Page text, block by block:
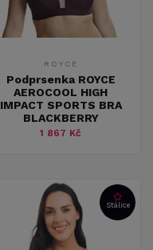
ROYCE
Podprsenka ROYCE
AEROCOOL HIGH
IMPACT SPORTS BRA
BLACKBERRY
1 867 Kč
Stálice